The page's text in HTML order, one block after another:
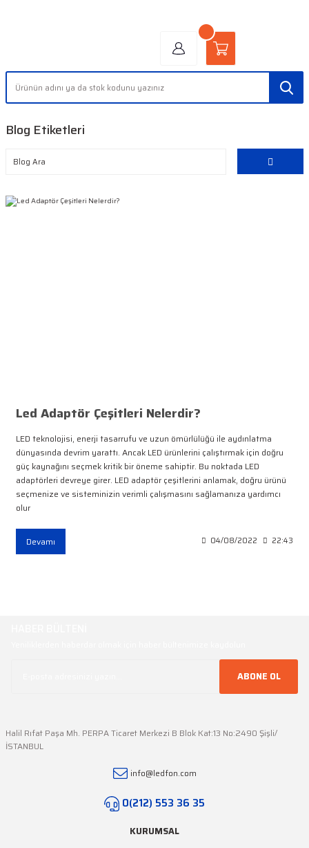
Blog Etiketleri
Led Adaptör Çeşitleri Nelerdir?
LED teknolojisi, enerji tasarrufu ve uzun ömürlülüğü ile aydınlatma
dünyasında devrim yarattı. Ancak LED ürünlerini çalıştırmak için doğru
güç kaynağını seçmek kritik bir öneme sahiptir. Bu noktada LED
adaptörleri devreye girer. LED adaptör çeşitlerini anlamak, doğru ürünü
seçmenize ve sisteminizin verimli çalışmasını sağlamanıza yardımcı
olur
Devamı 04/08/2022 22:43
ABONE OL
Halil Rıfat Paşa Mh. PERPA Ticaret Merkezi B Blok Kat:13 No:2490 Şişli/
İSTANBUL
info@ledfon.com
0(212) 553 36 35
KURUMSAL